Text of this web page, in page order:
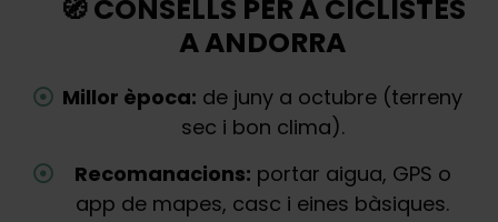
🧭 CONSELLS PER A CICLISTES
A ANDORRA
Millor època: de juny a octubre (terreny
sec i bon clima).
Recomanacions: portar aigua, GPS o
app de mapes, casc i eines bàsiques.